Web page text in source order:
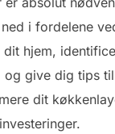
i fordelene
hjem,
og give dig tips
dit